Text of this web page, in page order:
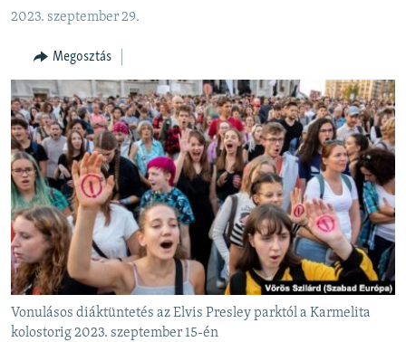
NER15
SZABADON
TÁRSADALOM
DEMOKRÁCIA
A PÉNZ NYOMÁBAN
EURÓPAI UNIÓ
VILÁG
KLÍMAVÁLTOZÁS
A MÚLT TANULSÁGAI
KÖVESSEN MINKET!
2023. szeptember 29.
Megosztás
Vonulásos diáktüntetés az Elvis Presley parktól a Karmelita
kolostorig 2023. szeptember 15-én